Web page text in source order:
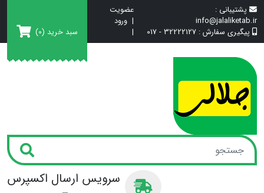
پشتیبانی :
info@jalaliketab.ir
پیگیری سفارش : 32222127 - 017
عضویت
| ورود
|
سبد خرید (0)
سرویس ارسال اکسپرس